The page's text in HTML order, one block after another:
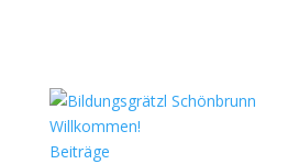
Willkommen!
Beiträge